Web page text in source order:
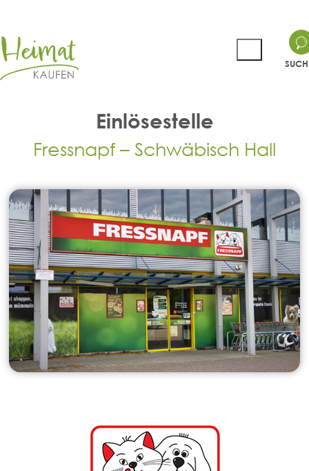
Einlösestelle
Fressnapf – Schwäbisch Hall